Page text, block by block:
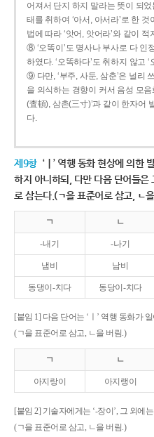
어져서 단지 하지 말라는 뜻이 되
태를 취하여 ‘아서, 아서라’로 한
법에 따라 ‘앗어, 앗어라’와 같이
⑧ ‘오똑이’도 명사나 부사로 다 인
하였다. ‘오똑하다’도 취하지 않고
⑨ 다만, ‘부주, 사둔, 삼춘’은 널리
을 의식하는 경향이 커서 음성 모
(査頓), 삼촌(三寸)’과 같이 한자어
다.
제9항 ‘ㅣ’ 역행 동화 현상에 의한
하지 아니하되, 다만 다음 단어들은
로 삼는다.(ㄱ을 표준어로 삼고, ㄴ
ㄱ ㄴ
-내기 -나기
냄비 남비
동댕이-치다 동당이-치다
[붙임 1] 다음 단어는 ‘ㅣ’ 역행 동화가
(ㄱ을 표준어로 삼고, ㄴ을 버림.)
ㄱ ㄴ
아지랑이 아지랭이
[붙임 2] 기술자에게는 ‘-장이’, 그 외에
(ㄱ을 표준어로 삼고, ㄴ을 버림.)